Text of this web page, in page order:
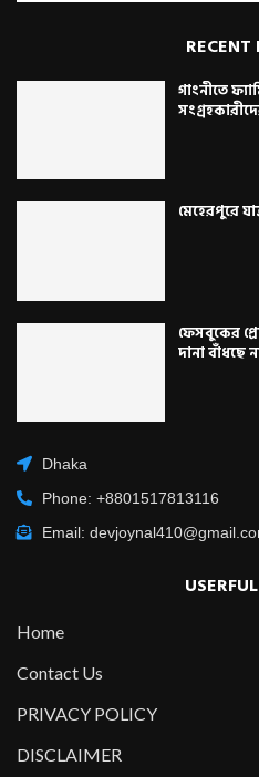
RECENT
গাংনীতে
মেহেরপুরে
ফেসবুকের
দানা বাঁধছে
Dhaka
Phone: +8801517813116
Email:
Home
Contact Us
PRIVACY POLICY
DISCLAIMER